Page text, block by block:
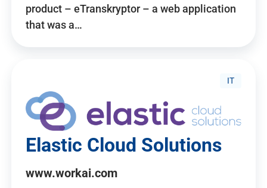
product – eTranskryptor – a web application
that was a…
IT
Elastic Cloud Solutions
www.workai.com